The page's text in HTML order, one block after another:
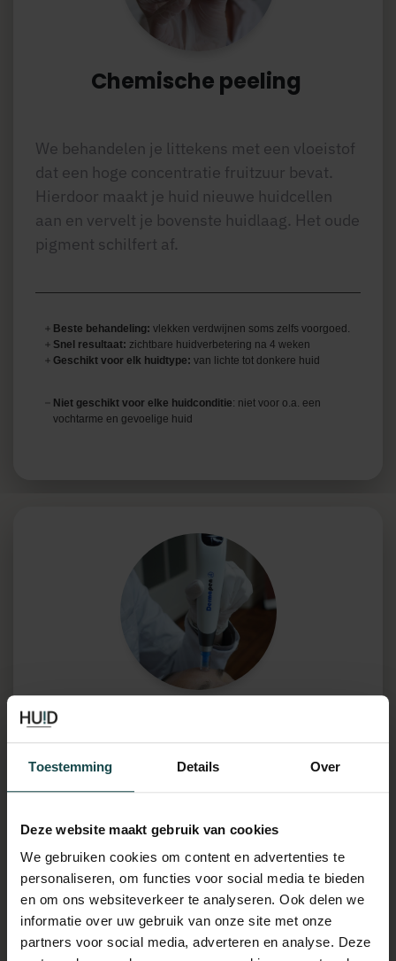
Toestemming Details Over
Deze website maakt gebruik van cookies
We gebruiken cookies om content en advertenties te
personaliseren, om functies voor social media te bieden
en om ons websiteverkeer te analyseren. Ook delen we
informatie over uw gebruik van onze site met onze
partners voor social media, adverteren en analyse. Deze
Chemische peeling
We behandelen je littekens met een vloeistof
dat een hoge concentratie fruitzuur bevat.
Hierdoor maakt je huid nieuwe huidcellen
aan en vervelt je bovenste huidlaag. Het oude
pigment schilfert af.
Beste behandeling: vlekken verdwijnen soms zelfs voorgoed.
Snel resultaat: zichtbare huidverbetering na 4 weken
Geschikt voor elk huidtype: van lichte tot donkere huid
Niet geschikt voor elke huidconditie: niet voor o.a. een
vochtarme en gevoelige huid
Met vibrerende naaldjes (Dermapen 4)
stimuleert de doorbloeding, waardoor je huid
zichzelf natuurlijk herstelt.
Meest veilige behandeling
Geschikt voor elk huidtype: van lichte tot donkere huid